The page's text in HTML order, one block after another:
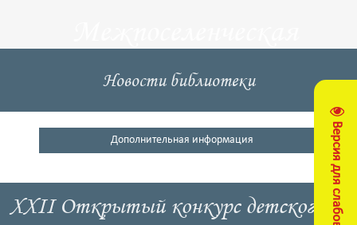
центральная
библиотека
Кущевский район
Новости библиотеки
Дополнительная информация
XXII Открытый конкурс детского